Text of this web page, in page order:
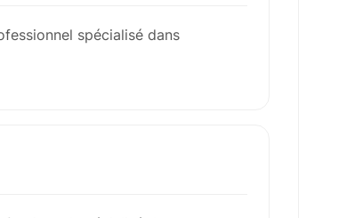
spécialisé dans